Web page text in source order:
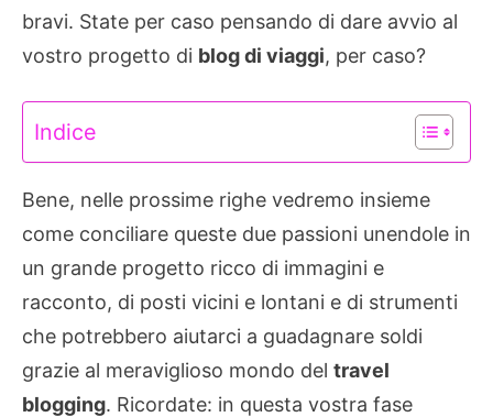
bravi. State per caso pensando di dare avvio al
vostro progetto di blog di viaggi, per caso?
Indice
Bene, nelle prossime righe vedremo insieme
come conciliare queste due passioni unendole in
un grande progetto ricco di immagini e
racconto, di posti vicini e lontani e di strumenti
che potrebbero aiutarci a guadagnare soldi
grazie al meraviglioso mondo del travel
blogging. Ricordate: in questa vostra fase